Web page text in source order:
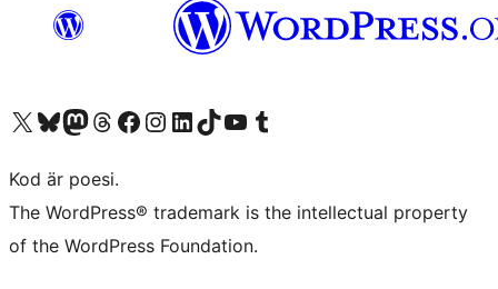
Besök vår X-konto (f.d. Twitter)
Besök vårt Bluesky-konto
Besök vårt Mastodon-konto
Besök vårt Thread-konto
Besök vår Facebook-sidaBesök vårt Instagram-konto
Besök vårt LinkedIn-konto
Besök vårt TikTok-konto
Besök vår YouTube-kanalBesök vårt Tumblr-konto
Kod är poesi.
The WordPress® trademark is the intellectual property
of the WordPress Foundation.